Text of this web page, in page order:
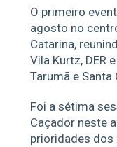
O primeiro
agosto no
Catarina,
Vila Kurtz, DER
Tarumã e Santa
Foi a sétima
Caçador neste
prioridades